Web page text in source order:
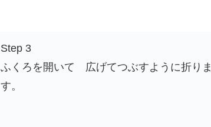
Step 3
ふくろを開いて 広げてつぶすように折りま
す。